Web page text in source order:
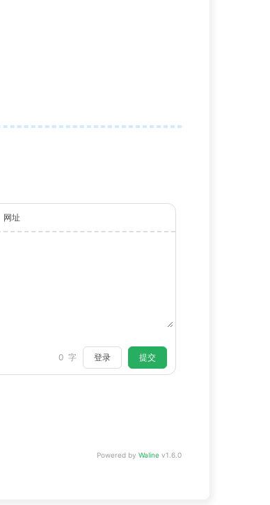
网址
0 字 登录 提交
Powered by Waline v1.6.0